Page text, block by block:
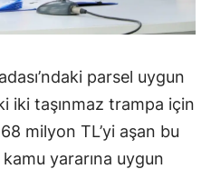
parsel uygun
iki taşınmaz trampa için
milyon TL’yi aşan bu
kamu yararına uygun